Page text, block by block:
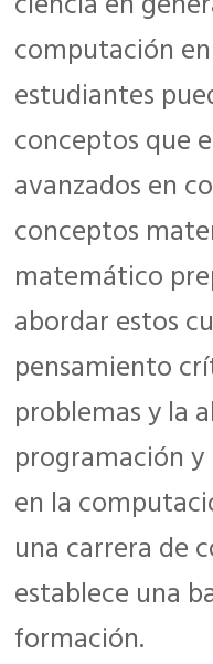
computación
estudiantes
conceptos que
avanzados en
conceptos
matemático
abordar estos
pensamiento
problemas y la
programación
en la
una carrera de
establece una
formación.